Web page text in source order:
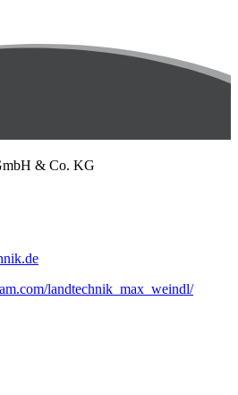
& Co. KG
landtechnik_max_weindl/